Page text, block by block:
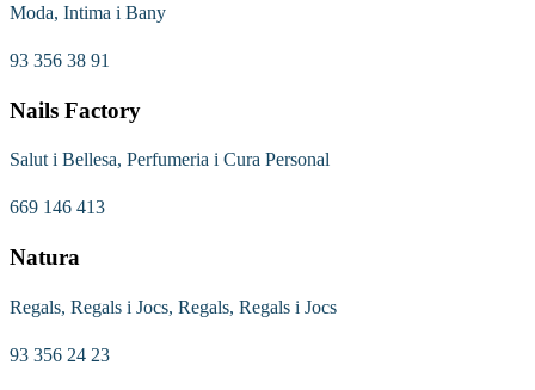
Moda, Intima i Bany
93 356 38 91
Nails Factory
Salut i Bellesa, Perfumeria i Cura Personal
669 146 413
Natura
Regals, Regals i Jocs, Regals, Regals i Jocs
93 356 24 23